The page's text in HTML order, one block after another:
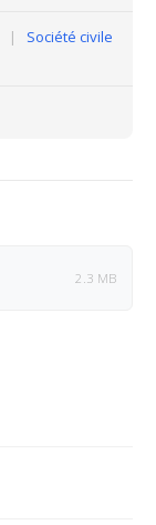
|
Société civile
2.3 MB